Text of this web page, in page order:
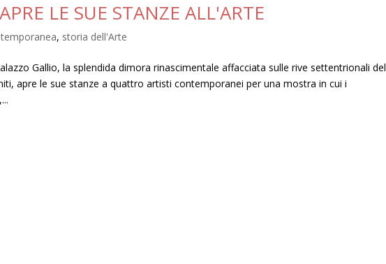
LE SUE STANZE ALL'ARTE
, storia dell'Arte
Gallio, la splendida dimora rinascimentale affacciata sulle rive settentrionali del
apre le sue stanze a quattro artisti contemporanei per una mostra in cui i